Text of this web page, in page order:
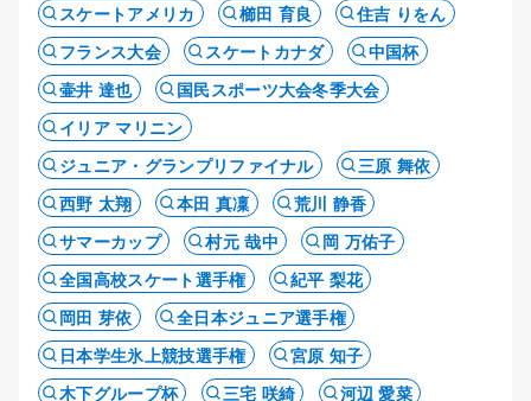
スケートアメリカ
櫛田 育良
住吉 りをん
フランス大会
スケートカナダ
中国杯
壷井 達也
国民スポーツ大会冬季大会
イリア マリニン
ジュニア・グランプリファイナル
三原 舞依
西野 太翔
本田 真凜
荒川 静香
サマーカップ
村元 哉中
岡 万佑子
全国高校スケート選手権
紀平 梨花
岡田 芽依
全日本ジュニア選手権
日本学生氷上競技選手権
宮原 知子
木下グループ杯
三宅 咲綺 河辺 愛菜